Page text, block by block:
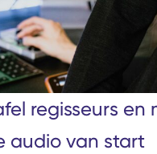
regisseurs en
audio van start